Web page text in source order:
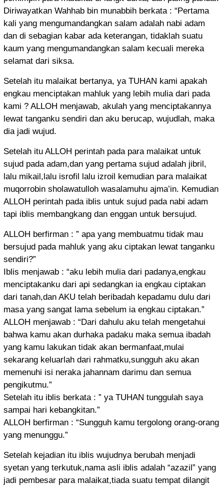
Diriwayatkan Wahhab bin munabbih berkata : “Pertama
kali yang mengumandangkan salam adalah nabi adam
dan di sebagian kabar ada keterangan, tidaklah suatu
kaum yang mengumandangkan salam kecuali mereka
selamat dari siksa.
Setelah itu malaikat bertanya, ya TUHAN kami apakah
engkau menciptakan mahluk yang lebih mulia dari pada
kami ? ALLOH menjawab, akulah yang menciptakannya
lewat tanganku sendiri dan aku berucap, wujudlah, maka
dia jadi wujud.
Setelah itu ALLOH perintah pada para malaikat untuk
sujud pada adam,dan yang pertama sujud adalah jibril,
lalu mikail,lalu isrofil lalu izroil kemudian para malaikat
muqorrobin sholawatulloh wasalamuhu ajma’in. Kemudian
ALLOH perintah pada iblis untuk sujud pada nabi adam
tapi iblis membangkang dan enggan untuk bersujud.
ALLOH berfirman : ” apa yang membuatmu tidak mau
bersujud pada mahluk yang aku ciptakan lewat tanganku
sendiri?”
Iblis menjawab : “aku lebih mulia dari padanya,engkau
menciptakanku dari api sedangkan ia engkau ciptakan
dari tanah,dan AKU telah beribadah kepadamu dulu dari
masa yang sangat lama sebelum ia engkau ciptakan.”
ALLOH menjawab : “Dari dahulu aku telah mengetahui
bahwa kamu akan durhaka padaku maka semua ibadah
yang kamu lakukan tidak akan bermanfaat,mulai
sekarang keluarlah dari rahmatku,sungguh aku akan
memenuhi isi neraka jahannam darimu dan semua
pengikutmu.”
Setelah itu iblis berkata : ” ya TUHAN tunggulah saya
sampai hari kebangkitan.”
ALLOH berfirman : “Sungguh kamu tergolong orang-orang
yang menunggu.”
Setelah kejadian itu iblis wujudnya berubah menjadi
syetan yang terkutuk,nama asli iblis adalah “azazil” yang
jadi pembesar para malaikat,tiada suatu tempat dilangit